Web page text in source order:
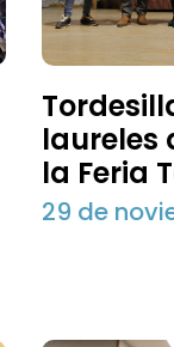
laureles
la Feria
29 de